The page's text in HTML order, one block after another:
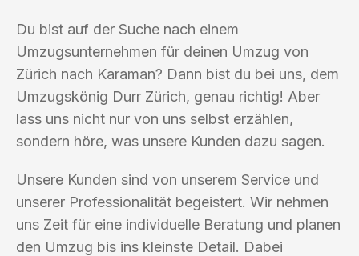
Du bist auf der Suche nach einem
Umzugsunternehmen für deinen Umzug von
Zürich nach Karaman? Dann bist du bei uns, dem
Umzugskönig Durr Zürich, genau richtig! Aber
lass uns nicht nur von uns selbst erzählen,
sondern höre, was unsere Kunden dazu sagen.
Unsere Kunden sind von unserem Service und
unserer Professionalität begeistert. Wir nehmen
uns Zeit für eine individuelle Beratung und planen
den Umzug bis ins kleinste Detail. Dabei